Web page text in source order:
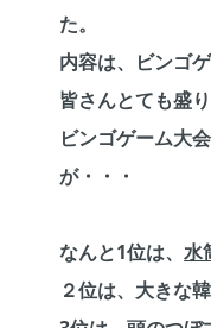
た。
内容は、ビンゴ
皆さんとても盛
ビンゴゲーム大
が・・・
なんと1位は、水
２位は、大きな